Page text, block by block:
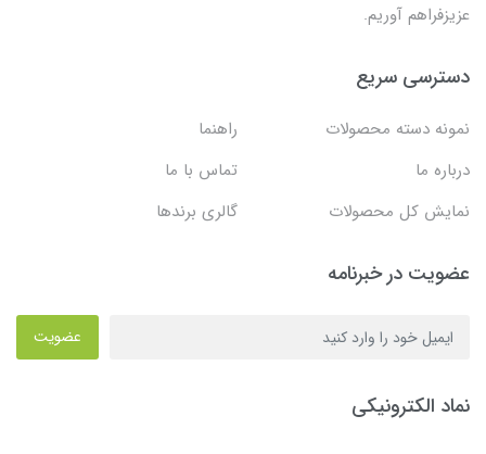
عزیزفراهم آوریم.
دسترسی سریع
نمونه دسته محصولات
راهنما
درباره ما
تماس با ما
نمایش کل محصولات
گالری برندها
عضویت در خبرنامه
عضویت
نماد الکترونیکی